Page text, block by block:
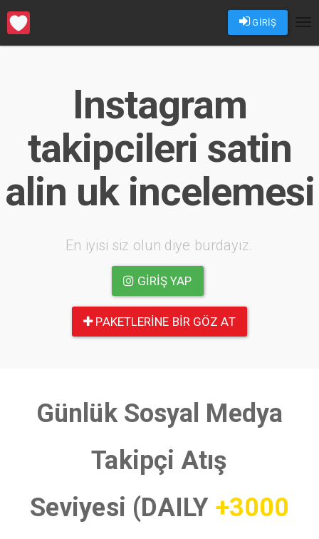
GİRİŞ
Instagram
takipcileri satin
alin uk incelemesi
En iyisi siz olun diye burdayız.
GIRIŞ YAP
PAKETLERINE BIR GÖZ AT
Günlük Sosyal Medya
Takipçi Atış
Seviyesi (DAILY +3000